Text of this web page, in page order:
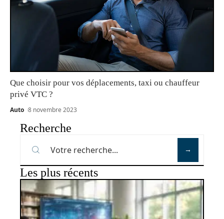
Que choisir pour vos déplacements, taxi ou chauffeur
privé VTC ?
Auto 8 novembre 2023
Recherche
Les plus récents